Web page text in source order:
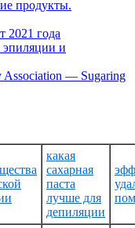
продукты.
2021 года
эпиляции и
Association — Sugaring
какая
сахарная
паста
лучше для
депиляции